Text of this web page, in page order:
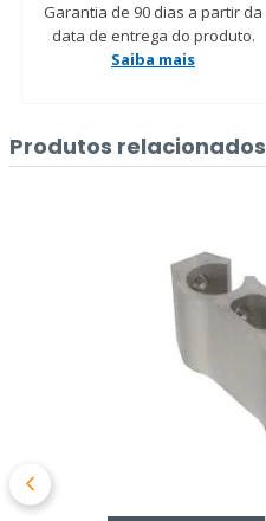
Garantia de 90 dias a partir da
data de entrega do produto.
Saiba mais
Produtos relacionados